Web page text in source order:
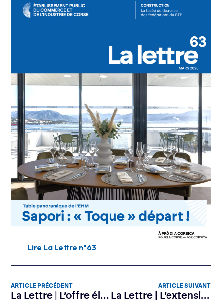
Lire La Lettre n°63
ARTICLE PRÉCÉDENT
La Lettre | L’offre élargie d’Amparà Méditerranée
ARTICLE SUIVANT
La Lettre | L’extension va changer la vie des Île-Roussiens